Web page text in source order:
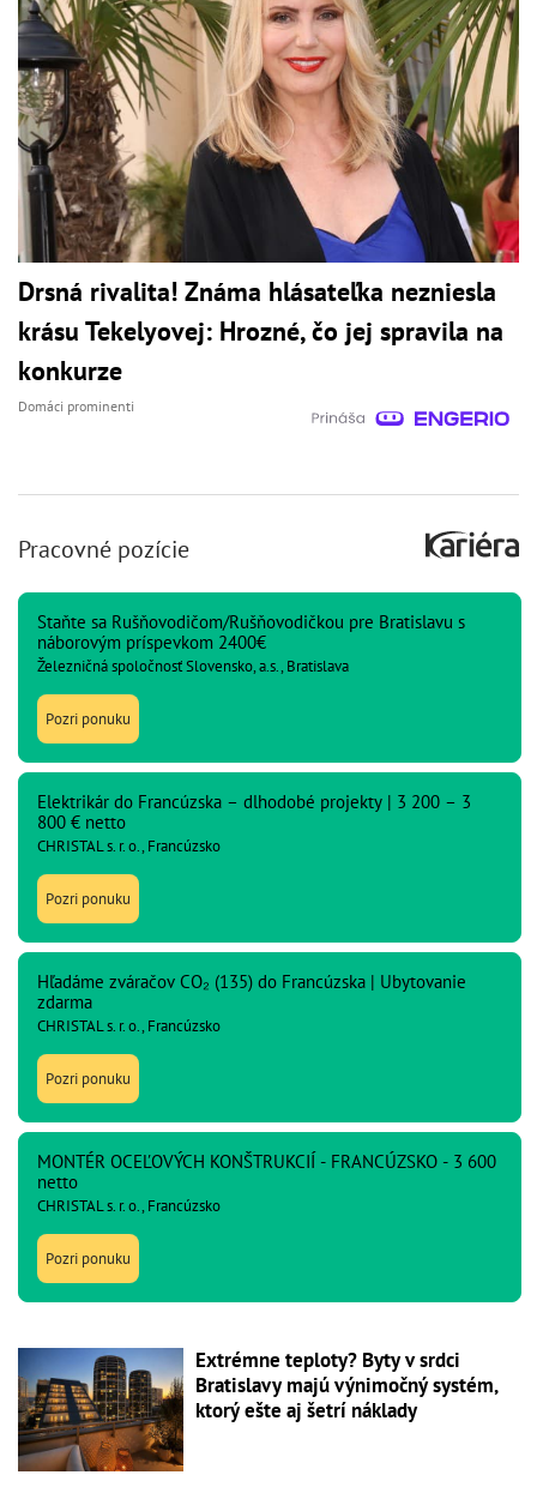
Drsná rivalita! Známa hlásateľka nezniesla
krásu Tekelyovej: Hrozné, čo jej spravila na
konkurze
Domáci prominenti
Pracovné pozície
Staňte sa Rušňovodičom/Rušňovodičkou pre Bratislavu s
náborovým príspevkom 2400€
Železničná spoločnosť Slovensko, a.s., Bratislava
Pozri ponuku
Elektrikár do Francúzska – dlhodobé projekty | 3 200 – 3
800 € netto
CHRISTAL s. r. o., Francúzsko
Pozri ponuku
Hľadáme zváračov CO₂ (135) do Francúzska | Ubytovanie
zdarma
CHRISTAL s. r. o., Francúzsko
Pozri ponuku
MONTÉR OCEĽOVÝCH KONŠTRUKCIÍ - FRANCÚZSKO - 3 600
netto
CHRISTAL s. r. o., Francúzsko
Pozri ponuku
Extrémne teploty? Byty v srdci
Bratislavy majú výnimočný systém,
ktorý ešte aj šetrí náklady